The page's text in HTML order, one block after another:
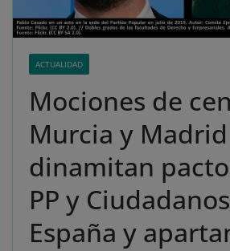
ACTUALIDAD
Mociones de
Murcia y Madrid
dinamitan
PP y
España y